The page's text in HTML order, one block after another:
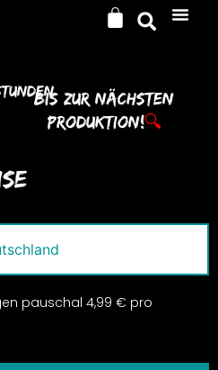
Bis ZurNächsten
Produktion!🔍
pauschal 4,99 € pro